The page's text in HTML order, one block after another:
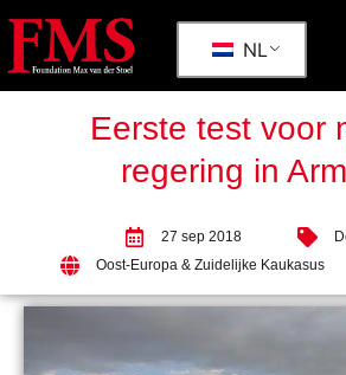
NL
Eerste test voor
regering in
27 sep 2018
Oost-Europa & Zuidelijke Kaukasus